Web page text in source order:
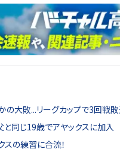
かの大敗...リーグカップで3回戦
と同じ19歳でアヤックスに加入
スの練習に合流！